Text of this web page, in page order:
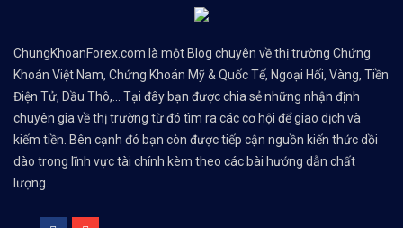
ChungKhoanForex.com là một Blog chuyên về thị trường Chứng
Khoán Việt Nam, Chứng Khoán Mỹ & Quốc Tế, Ngoại Hối, Vàng, Tiền
Điện Tử, Dầu Thô,... Tại đây bạn được chia sẻ những nhận định
chuyên gia về thị trường từ đó tìm ra các cơ hội để giao dịch và
kiếm tiền. Bên cạnh đó bạn còn được tiếp cận nguồn kiến thức dồi
dào trong lĩnh vực tài chính kèm theo các bài hướng dẫn chất
lượng.